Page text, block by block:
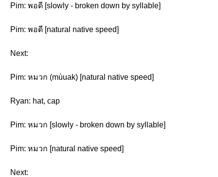
Pim: พอดี [slowly - broken down by syllable]
Pim: พอดี [natural native speed]
Next:
Pim: หมวก (mùuak) [natural native speed]
Ryan: hat, cap
Pim: หมวก [slowly - broken down by syllable]
Pim: หมวก [natural native speed]
Next: